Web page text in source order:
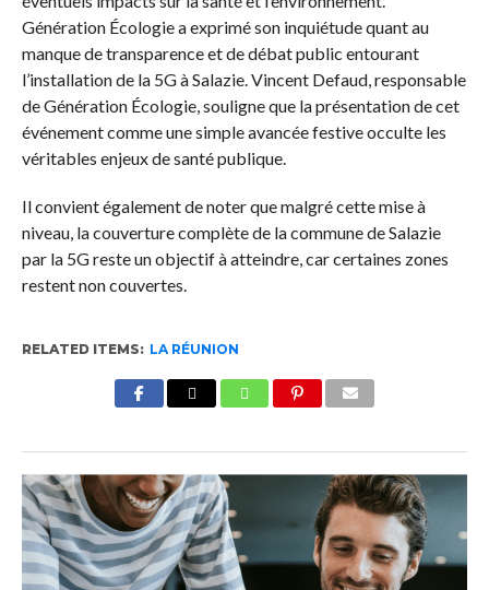
Génération Écologie a exprimé son inquiétude quant au
manque de transparence et de débat public entourant
l’installation de la 5G à Salazie. Vincent Defaud, responsable
de Génération Écologie, souligne que la présentation de cet
événement comme une simple avancée festive occulte les
véritables enjeux de santé publique.
Il convient également de noter que malgré cette mise à
niveau, la couverture complète de la commune de Salazie
par la 5G reste un objectif à atteindre, car certaines zones
restent non couvertes.
RELATED ITEMS: LA RÉUNION